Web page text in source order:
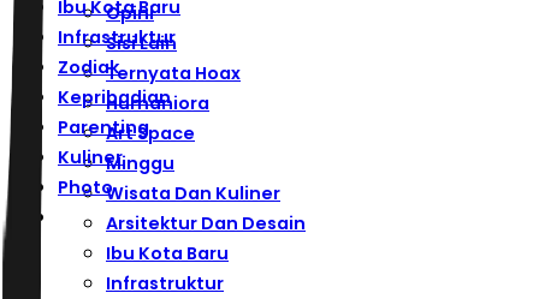
Ibu Kota Baru
Infrastruktur
Zodiak
Kepribadian
Parenting
Kuliner
Photo
Opini
Sisi Lain
Ternyata Hoax
Humaniora
Art Space
Minggu
Wisata Dan Kuliner
Arsitektur Dan Desain
Ibu Kota Baru
Infrastruktur